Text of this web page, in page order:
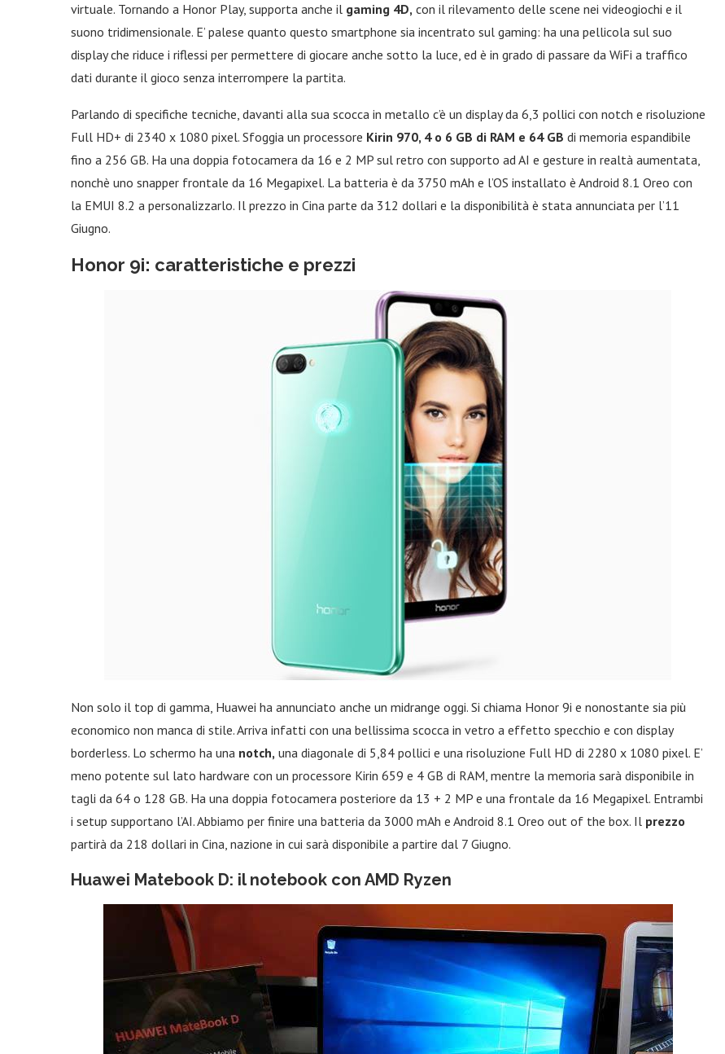
virtuale. Tornando a Honor Play, supporta anche il gaming 4D, con il rilevamento delle scene nei videogiochi e il
suono tridimensionale. E’ palese quanto questo smartphone sia incentrato sul gaming: ha una pellicola sul suo
display che riduce i riflessi per permettere di giocare anche sotto la luce, ed è in grado di passare da WiFi a traffico
dati durante il gioco senza interrompere la partita.
Parlando di specifiche tecniche, davanti alla sua scocca in metallo c’è un display da 6,3 pollici con notch e risoluzione
Full HD+ di 2340 x 1080 pixel. Sfoggia un processore Kirin 970, 4 o 6 GB di RAM e 64 GB di memoria espandibile
fino a 256 GB. Ha una doppia fotocamera da 16 e 2 MP sul retro con supporto ad AI e gesture in realtà aumentata,
nonchè uno snapper frontale da 16 Megapixel. La batteria è da 3750 mAh e l’OS installato è Android 8.1 Oreo con
la EMUI 8.2 a personalizzarlo. Il prezzo in Cina parte da 312 dollari e la disponibilità è stata annunciata per l’11
Giugno.
Honor 9i: caratteristiche e prezzi
Non solo il top di gamma, Huawei ha annunciato anche un midrange oggi. Si chiama Honor 9i e nonostante sia più
economico non manca di stile. Arriva infatti con una bellissima scocca in vetro a effetto specchio e con display
borderless. Lo schermo ha una notch, una diagonale di 5,84 pollici e una risoluzione Full HD di 2280 x 1080 pixel. E’
meno potente sul lato hardware con un processore Kirin 659 e 4 GB di RAM, mentre la memoria sarà disponibile in
tagli da 64 o 128 GB. Ha una doppia fotocamera posteriore da 13 + 2 MP e una frontale da 16 Megapixel. Entrambi
i setup supportano l’AI. Abbiamo per finire una batteria da 3000 mAh e Android 8.1 Oreo out of the box. Il prezzo
partirà da 218 dollari in Cina, nazione in cui sarà disponibile a partire dal 7 Giugno.
Huawei Matebook D: il notebook con AMD Ryzen